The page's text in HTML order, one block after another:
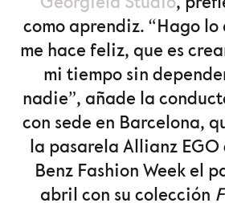
como aprendiz. “Hago
me hace feliz, que es
mi tiempo sin
nadie”, añade la
con sede en Barcelona,
la pasarela Allianz EGO
Benz Fashion Week el
abril con su colección